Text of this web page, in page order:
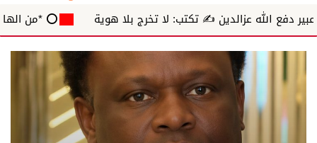
عزالدين ✍️ تكتب: لا تخرج بلا هوية ⭕ *من الهامش* ✍️